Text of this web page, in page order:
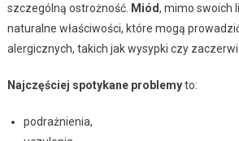
szczególną ostrożność. Miód, mimo swoich
naturalne właściwości, które mogą
alergicznych, takich jak wysypki czy
Najczęściej spotykane problemyto:
podrażnienia,